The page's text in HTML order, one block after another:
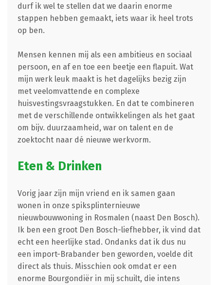
durf ik wel te stellen dat we daarin enorme
stappen hebben gemaakt, iets waar ik heel trots
op ben.
Mensen kennen mij als een ambitieus en sociaal
persoon, en af en toe een beetje een flapuit. Wat
mijn werk leuk maakt is het dagelijks bezig zijn
met veelomvattende en complexe
huisvestingsvraagstukken. En dat te combineren
met de verschillende ontwikkelingen als het gaat
om bijv. duurzaamheid, war on talent en de
zoektocht naar dé nieuwe werkvorm.
Eten & Drinken
Vorig jaar zijn mijn vriend en ik samen gaan
wonen in onze spiksplinternieuwe
nieuwbouwwoning in Rosmalen (naast Den Bosch).
Ik ben een groot Den Bosch-liefhebber, ik vind dat
echt een heerlijke stad. Ondanks dat ik dus nu
een import-Brabander ben geworden, voelde dit
direct als thuis. Misschien ook omdat er een
enorme Bourgondiër in mij schuilt, die intens